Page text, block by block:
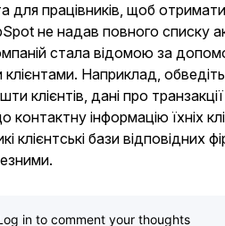
працівників, щоб
не надав повного списку
стала відомою за
Наприклад, обведіть
клієнтів, дані про
інформацію їхніх
клієнтські бази відповідних
in to comment your thoughts